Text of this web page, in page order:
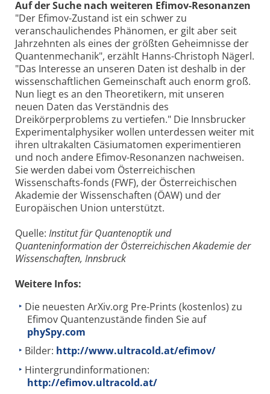
Auf der Suche nach weiteren Efimov-Resonanzen
"Der Efimov-Zustand ist ein schwer zu
veranschaulichendes Phänomen, er gilt aber seit
Jahrzehnten als eines der größten Geheimnisse der
Quantenmechanik", erzählt Hanns-Christoph Nägerl.
"Das Interesse an unseren Daten ist deshalb in der
wissenschaftlichen Gemeinschaft auch enorm groß.
Nun liegt es an den Theoretikern, mit unseren
neuen Daten das Verständnis des
Dreikörperproblems zu vertiefen." Die Innsbrucker
Experimentalphysiker wollen unterdessen weiter mit
ihren ultrakalten Cäsiumatomen experimentieren
und noch andere Efimov-Resonanzen nachweisen.
Sie werden dabei vom Österreichischen
Wissenschafts-fonds (FWF), der Österreichischen
Akademie der Wissenschaften (ÖAW) und der
Europäischen Union unterstützt.
Quelle: Institut für Quantenoptik und
Quanteninformation der Österreichischen Akademie der
Wissenschaften, Innsbruck
Weitere Infos:
Die neuesten ArXiv.org Pre-Prints (kostenlos) zu
Efimov Quantenzustände finden Sie auf
phySpy.com
Bilder: http://www.ultracold.at/efimov/
Hintergrundinformationen:
http://efimov.ultracold.at/